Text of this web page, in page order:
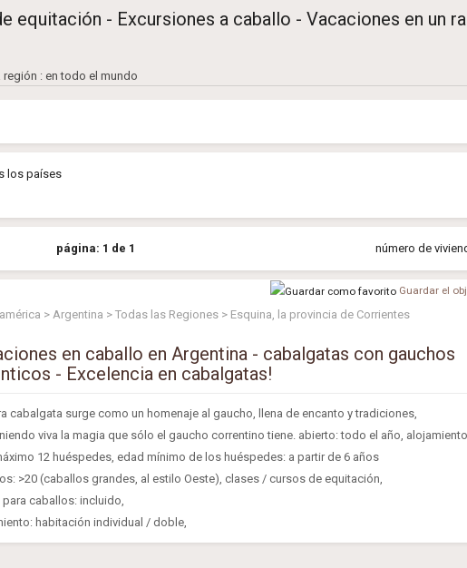
equitación - Excursiones a caballo - Vacaciones en un
: en todo el mundo
los países
página: 1 de 1 número de
Guardar el
> Argentina > Todas las Regiones > Esquina, la provincia de Corrientes
en caballo en Argentina - cabalgatas con gauchos
- Excelencia en cabalgatas!
cabalgata surge como un homenaje al gaucho, llena de encanto y tradiciones,
viva la magia que sólo el gaucho correntino tiene. abierto: todo el año, alojamiento
12 huéspedes, edad mínimo de los huéspedes: a partir de 6 años
>20 (caballos grandes, al estilo Oeste), clases / cursos de equitación,
caballos: incluido,
habitación individual / doble,